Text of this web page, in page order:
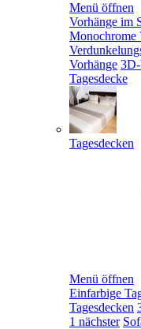
Menü öffnen
Vorhänge im
Monochrome
Vorhänge
Tagesdecke
Tagesdecken
Menü öffnen
Einfarbige
Tagesdecken
1 nächster